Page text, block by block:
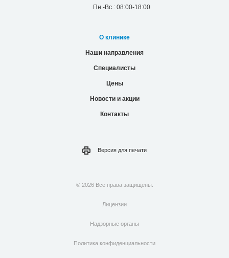
Пн.-Вс.: 08:00-18:00
О клинике
Наши направления
Специалисты
Цены
Новости и акции
Контакты
Версия для печати
© 2026 Все права защищены.
Лицензии
Надзорные органы
Политика конфиденциальности